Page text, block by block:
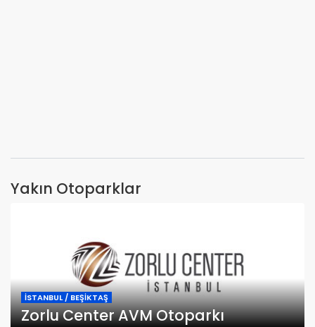
Yakın Otoparklar
İSTANBUL / BEŞİKTAŞ
Zorlu Center AVM Otoparkı